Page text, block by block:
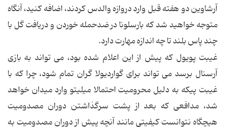
آرشاوین دو هفته قبل وارد دروازه والدس كردند، اضافه كنید، آنگاه
متوجه خواهید شد كه بارسلونا در ضدحمله خوردن و دریافت گل با
چند پاس بلند تا چه اندازه مهارت دارد.
غیبت پویول كه پیش از این اعلام شده بود، می تواند به بازی
آرسنال برسد می تواند برای گواردیولا گران تمام شود، چرا كه با
غیبت پیكه به دلیل محرومیت احتمالا میلیتو وارد میدان خواهد
شد، مدافعی كه بعد از پشت سرگذاشتن دوران مصدومیت
هیچگاه نتوانست كیفیتی مانند آنچه پیش از دوران مصدومیت به